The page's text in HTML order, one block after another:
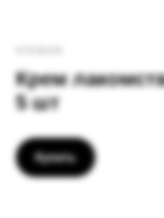
Крем
5 шт
Купить